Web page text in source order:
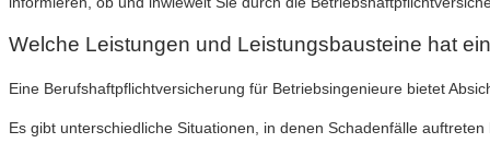
Welche Leistungen und Leistungsbausteine hat
Eine Berufshaftpflichtversicherung für Betriebsingenieure bietet
Es gibt unterschiedliche Situationen, in denen Schadenfälle